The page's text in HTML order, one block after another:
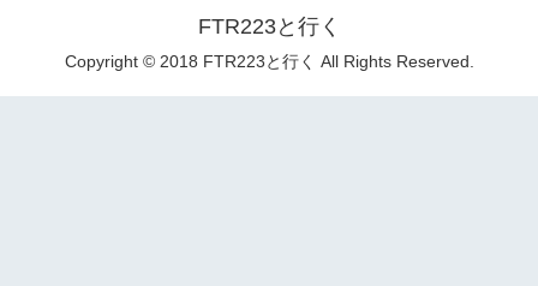
FTR223と行く
Copyright © 2018 FTR223と行く All Rights Reserved.